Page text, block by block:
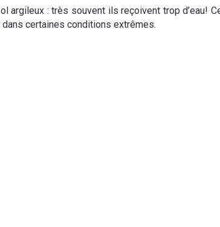
argileux : très souvent ils reçoivent trop d’eau!
certaines conditions extrêmes.